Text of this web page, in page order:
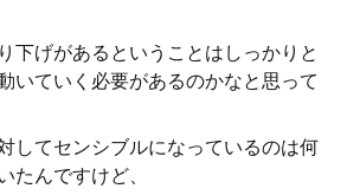
下げがあるということはしっかりと
いていく必要があるのかなと思って
してセンシブルになっているのは何
たんですけど、